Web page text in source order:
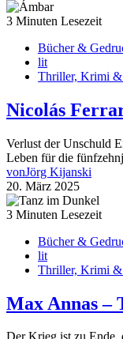
3 Minuten Lesezeit
Bücher &
lit
Thriller, Krimi
Nicolás
Verlust der Unschuld
Leben für die
vonJörg Kijanski
20. März 2025
3 Minuten Lesezeit
Bücher &
lit
Thriller, Krimi
Max Annas –